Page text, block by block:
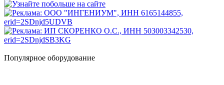
Популярное оборудование